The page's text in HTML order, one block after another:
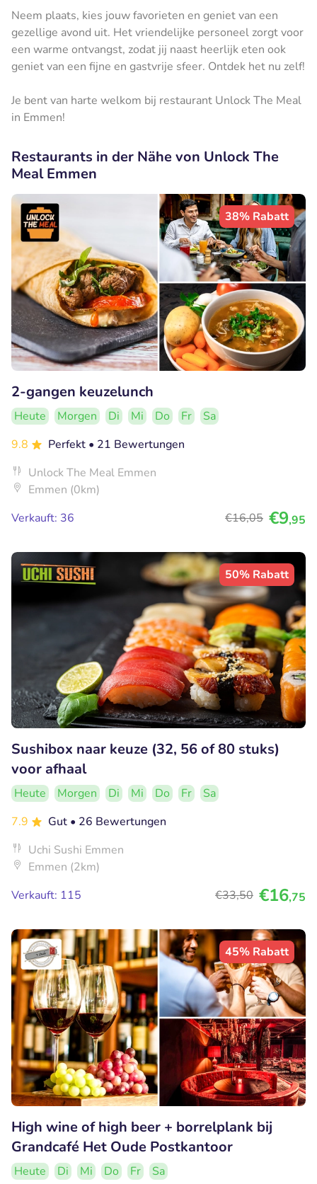
Neem plaats, kies jouw favorieten en geniet van een
gezellige avond uit. Het vriendelijke personeel zorgt voor
een warme ontvangst, zodat jij naast heerlijk eten ook
geniet van een fijne en gastvrije sfeer. Ontdek het nu zelf!
Je bent van harte welkom bij restaurant Unlock The Meal
in Emmen!
Restaurants in der Nähe von Unlock The
Meal Emmen
38% Rabatt
2-gangen keuzelunch
Heute Morgen Di Mi Do Fr
Sa
9.8
Perfekt • 21 Bewertungen
Unlock The Meal Emmen
Emmen (0km)
Verkauft: 36
€16,05 €9,95
50% Rabatt
Sushibox naar keuze (32, 56 of 80 stuks)
voor afhaal
Heute Morgen Di Mi Do Fr
Sa
7.9
Gut • 26 Bewertungen
Uchi Sushi Emmen
Emmen (2km)
Verkauft: 115
€33,50 €16,75
45% Rabatt
High wine of high beer + borrelplank bij
Grandcafé Het Oude Postkantoor
Heute Di Mi Do Fr Sa